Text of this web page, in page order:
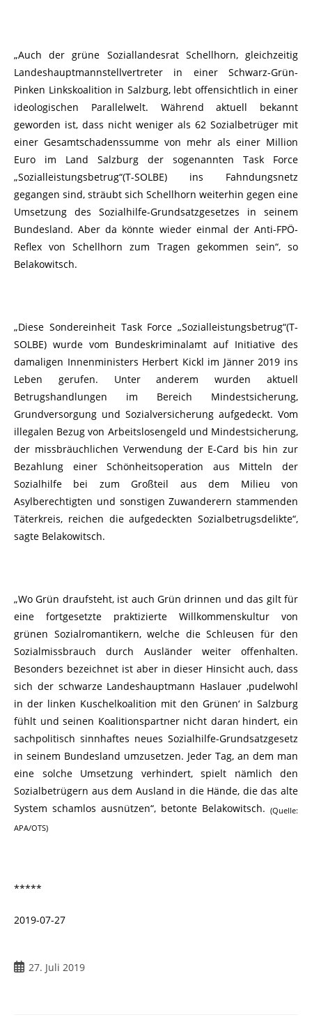
„Auch der grüne Soziallandesrat Schellhorn, gleichzeitig
Landeshauptmannstellvertreter in einer Schwarz-Grün-
Pinken Linkskoalition in Salzburg, lebt offensichtlich in einer
ideologischen Parallelwelt. Während aktuell bekannt
geworden ist, dass nicht weniger als 62 Sozialbetrüger mit
einer Gesamtschadenssumme von mehr als einer Million
Euro im Land Salzburg der sogenannten Task Force
„Sozialleistungsbetrug“(T-SOLBE) ins Fahndungsnetz
gegangen sind, sträubt sich Schellhorn weiterhin gegen eine
Umsetzung des Sozialhilfe-Grundsatzgesetzes in seinem
Bundesland. Aber da könnte wieder einmal der Anti-FPÖ-
Reflex von Schellhorn zum Tragen gekommen sein“, so
Belakowitsch.
„Diese Sondereinheit Task Force „Sozialleistungsbetrug“(T-
SOLBE) wurde vom Bundeskriminalamt auf Initiative des
damaligen Innenministers Herbert Kickl im Jänner 2019 ins
Leben gerufen. Unter anderem wurden aktuell
Betrugshandlungen im Bereich Mindestsicherung,
Grundversorgung und Sozialversicherung aufgedeckt. Vom
illegalen Bezug von Arbeitslosengeld und Mindestsicherung,
der missbräuchlichen Verwendung der E-Card bis hin zur
Bezahlung einer Schönheitsoperation aus Mitteln der
Sozialhilfe bei zum Großteil aus dem Milieu von
Asylberechtigten und sonstigen Zuwanderern stammenden
Täterkreis, reichen die aufgedeckten Sozialbetrugsdelikte“,
sagte Belakowitsch.
„Wo Grün draufsteht, ist auch Grün drinnen und das gilt für
eine fortgesetzte praktizierte Willkommenskultur von
grünen Sozialromantikern, welche die Schleusen für den
Sozialmissbrauch durch Ausländer weiter offenhalten.
Besonders bezeichnet ist aber in dieser Hinsicht auch, dass
sich der schwarze Landeshauptmann Haslauer ‚pudelwohl
in der linken Kuschelkoalition mit den Grünen‘ in Salzburg
fühlt und seinen Koalitionspartner nicht daran hindert, ein
sachpolitisch sinnhaftes neues Sozialhilfe-Grundsatzgesetz
in seinem Bundesland umzusetzen. Jeder Tag, an dem man
eine solche Umsetzung verhindert, spielt nämlich den
Sozialbetrügern aus dem Ausland in die Hände, die das alte
System schamlos ausnützen“, betonte Belakowitsch. (Quelle:
APA/OTS)
*****
2019-07-27
27. Juli 2019